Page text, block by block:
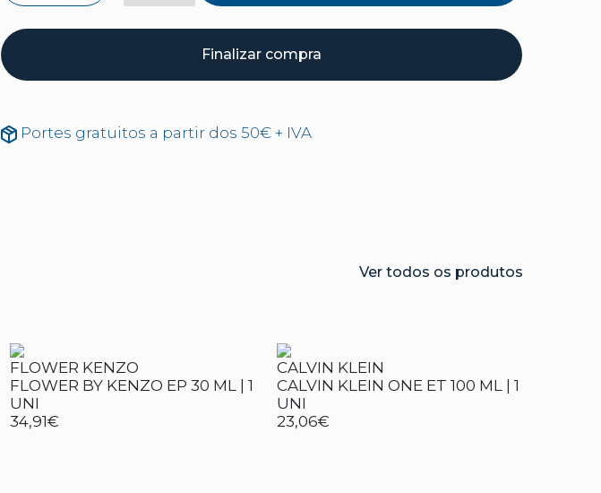
Finalizar compra
Portes gratuitos a partir dos 50€ + IVA
Ver todos os produtos
FLOWER KENZO
FLOWER BY KENZO EP 30 ML | 1
UNI
34,91€
CALVIN KLEIN
CALVIN KLEIN ONE ET 100 ML | 1
UNI
23,06€